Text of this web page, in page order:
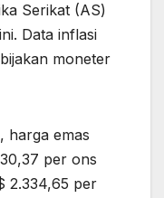
Serikat (AS)
Data inflasi
moneter
harga emas
per ons
2.334,65 per